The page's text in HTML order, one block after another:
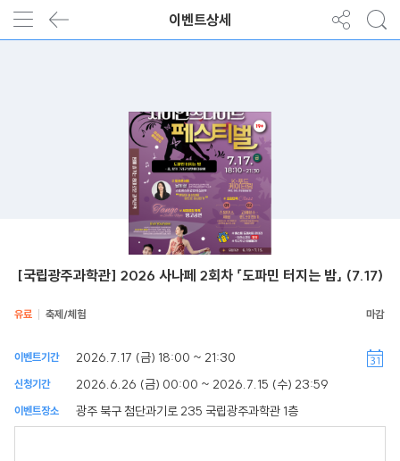
이벤트상세
[국립광주과학관] 2026 사나페 2회차 「도파민 터지는 밤」 (7.17)
유료 축제/체험
이벤트기간 2026.7.17 (금) 18:00 ~ 21:30
신청기간 2026.6.26 (금) 00:00 ~ 2026.7.15 (수) 23:59
이벤트장소 광주 북구 첨단과기로 235 국립광주과학관 1층